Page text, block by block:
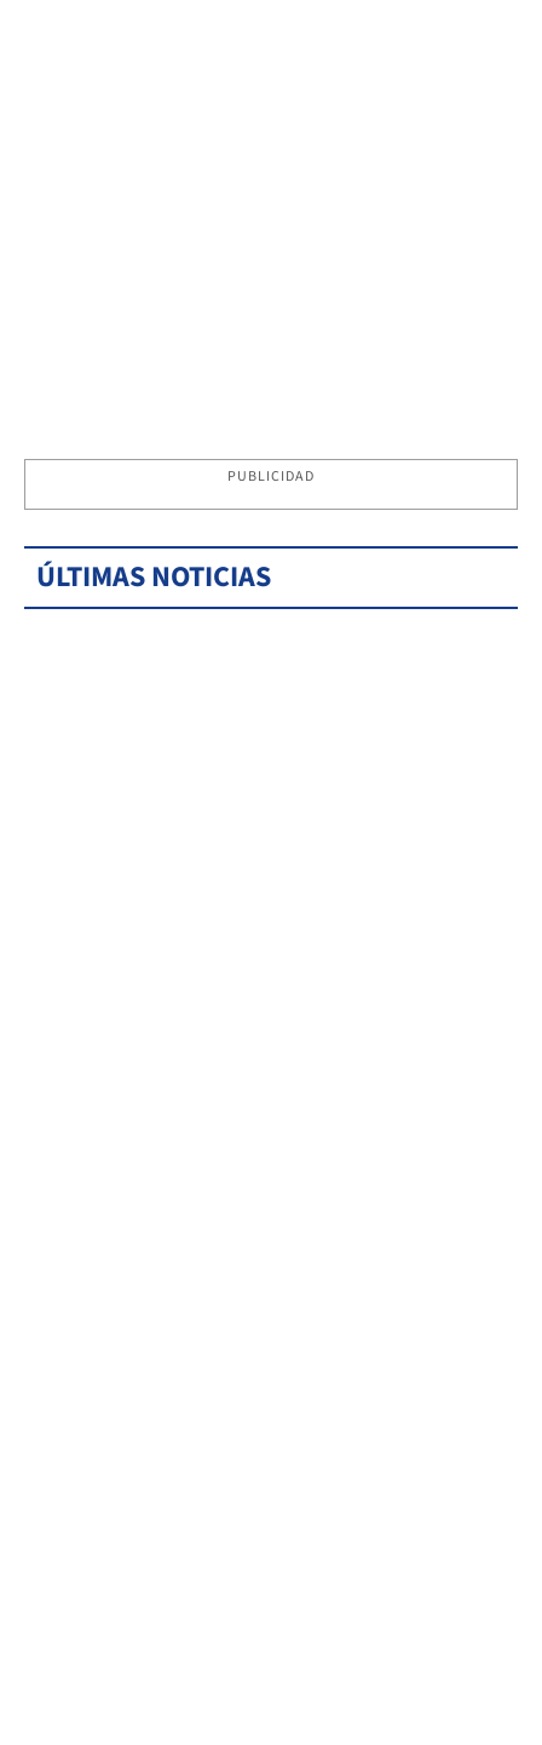
PUBLICIDAD
ÚLTIMAS NOTICIAS